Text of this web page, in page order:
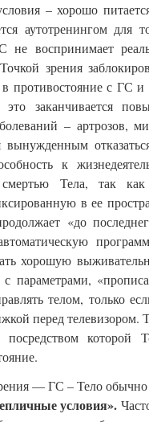
– хорошо
аутотренингом для
не воспринимает
зрения
с ГС и
это заканчивается
– артрозов,
вынужденным
к
смертью Тела, так
в ее
«до
автоматическую
хорошую
с параметрами,
телом, только
перед
которой
— ГС – Тело обычно
условия».